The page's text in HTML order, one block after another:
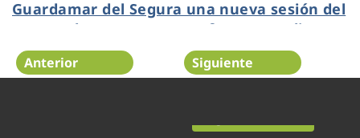
Guardamar del Segura una nueva sesión del
IV Foro de Empresas para fomentar alianzas
Anterior Siguiente